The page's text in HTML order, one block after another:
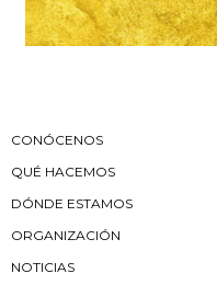
CONÓCENOS
QUÉ HACEMOS
DÓNDE ESTAMOS
ORGANIZACIÓN
NOTICIAS